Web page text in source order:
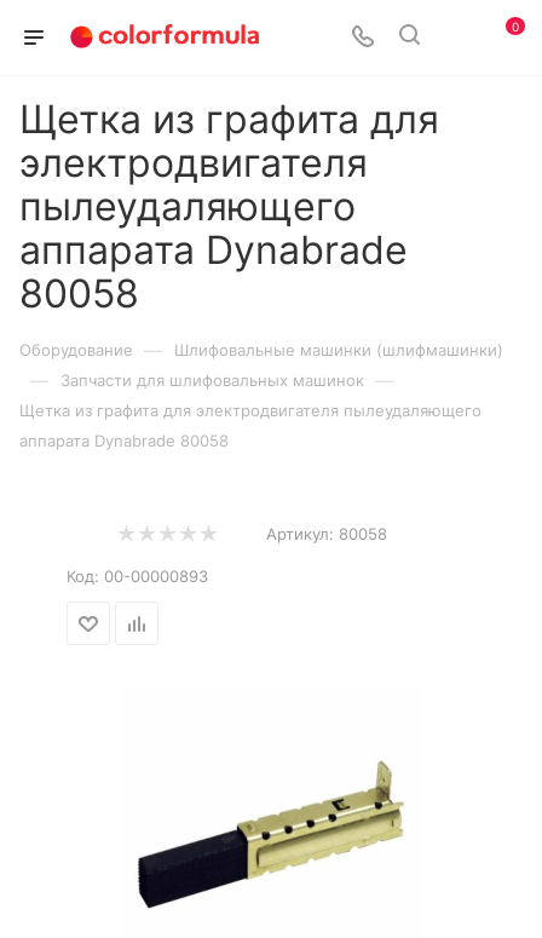
0
Щетка из графита для
электродвигателя
пылеудаляющего
аппарата Dynabrade
80058
Оборудование — Шлифовальные машинки (шлифмашинки)
— Запчасти для шлифовальных машинок —
Щетка из графита для электродвигателя пылеудаляющего
аппарата Dynabrade 80058
Артикул: 80058
Код: 00-00000893